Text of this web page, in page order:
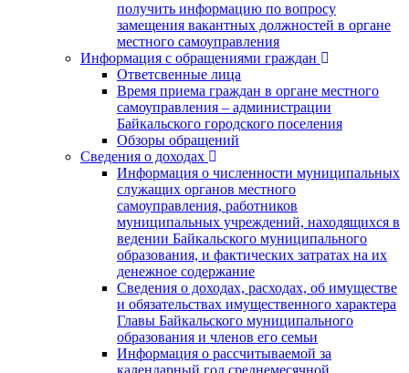
получить информацию по вопросу
замещения вакантных должностей в органе
местного самоуправления
Информация с обращениями граждан
Ответсвенные лица
Время приема граждан в органе местного
самоуправления – администрации
Байкальского городского поселения
Обзоры обращений
Сведения о доходах
Информация о численности муниципальных
служащих органов местного
самоуправления, работников
муниципальных учреждений, находящихся в
ведении Байкальского муниципального
образования, и фактических затратах на их
денежное содержание
Сведения о доходах, расходах, об имуществе
и обязательствах имущественного характера
Главы Байкальского муниципального
образования и членов его семьи
Информация о рассчитываемой за
календарный год среднемесячной